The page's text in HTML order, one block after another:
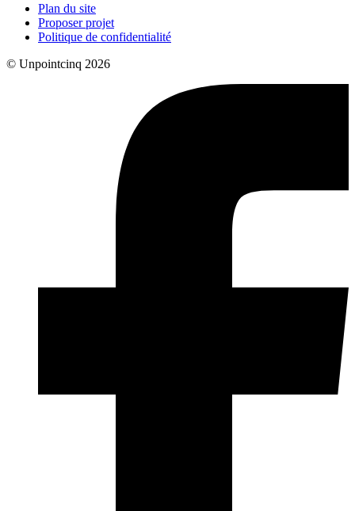
Plan du site
Proposer projet
Politique de confidentialité
© Unpointcinq 2026